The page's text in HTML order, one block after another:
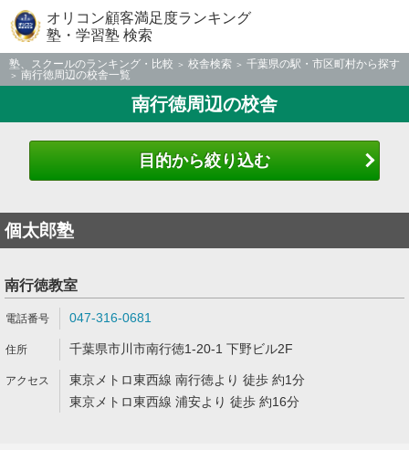
オリコン顧客満足度ランキング
塾・学習塾 検索
塾、スクールのランキング・比較 校舎検索
千葉県の駅・市区町村から探す
南行徳周辺の校舎一覧
南行徳周辺の校舎
目的から絞り込む
個太郎塾
南行徳教室
047-316-0681
千葉県市川市南行徳1-20-1 下野ビル2F
東京メトロ東西線 南行徳より 徒歩 約1分
東京メトロ東西線 浦安より 徒歩 約16分